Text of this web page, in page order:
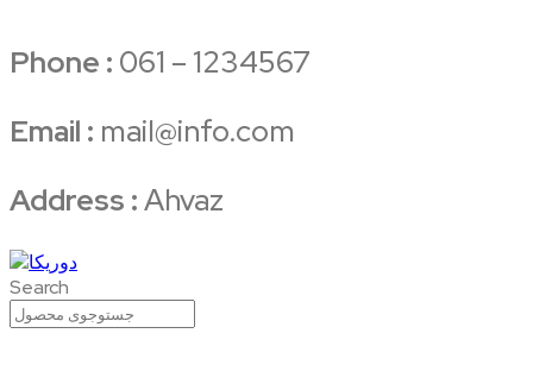
Phone : 061 – 1234567
Email : mail@info.com
Address :Ahvaz
Search